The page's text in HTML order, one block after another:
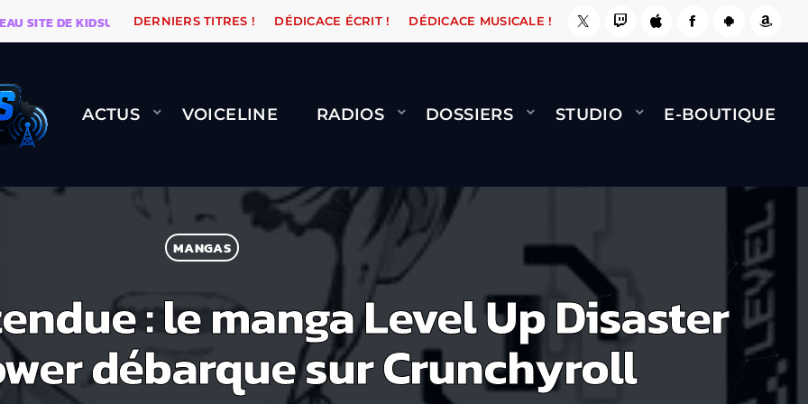
DE KIDSUNE WARÉTRO ORANGE ROAD QUI PASSE, ÇA LE FAIT ! NAMI BERNARD MINET -
DERNIERS TITRES ! DÉDICACE ÉCRIT ! DÉDICACE MUSICALE !
ACTUS VOICELINE RADIOS DOSSIERS STUDIO E-BOUTIQUE
MANGAS
: le manga Level Up Disaster
débarque sur Crunchyroll